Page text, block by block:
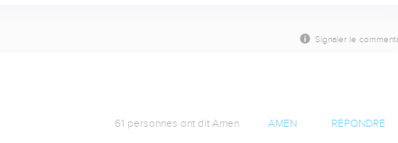
Signaler le
61 personnes ont dit Amen AMEN RÉPONDRE